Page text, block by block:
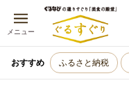
メニュー
おすすめ ふるさと納税